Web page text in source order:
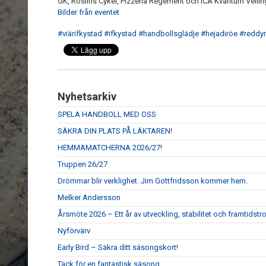
Bilder från eventet
#viärifkystad #ifkystad #handbollsglädje #hejadiröe
Nyhetsarkiv
SPELA HANDBOLL MED OSS
SÄKRA DIN PLATS PÅ LÄKTAREN!
HEMMAMATCHERNA 2026/27!
Truppen 26/27
Drömmar blir verklighet. Jim Gottfridsson kommer hem.
Melker Andersson
Årsmöte 2026 – Ett år av utveckling, stabilitet och framtidstro
Nyförvärv
Early Bird – Säkra ditt säsongskort!
Tack för en fantastisk säsong